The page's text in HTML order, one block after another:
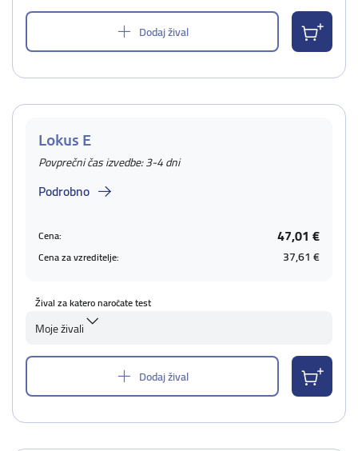
Dodaj žival
Lokus E
Povprečni čas izvedbe: 3-4 dni
Podrobno
Cena: 47,01 €
Cena za vzreditelje: 37,61 €
Žival za katero naročate test
Moje živali
Dodaj žival